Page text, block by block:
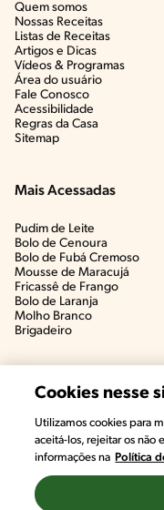
Quem somos
Nossas Receitas
Listas de Receitas​
Artigos e Dicas​
Vídeos & Programas​
Área do usuário
Fale Conosco
Acessibilidade
Regras da Casa
Sitemap
Mais Acessadas
Pudim de Leite
Bolo de Cenoura
Bolo de Fubá Cremoso
Mousse de Maracujá
Fricassê de Frango
Bolo de Laranja
Molho Branco
Brigadeiro
Cookies nesse
Utilizamos cookies para
aceitá-los, rejeitar os não
informações na Política